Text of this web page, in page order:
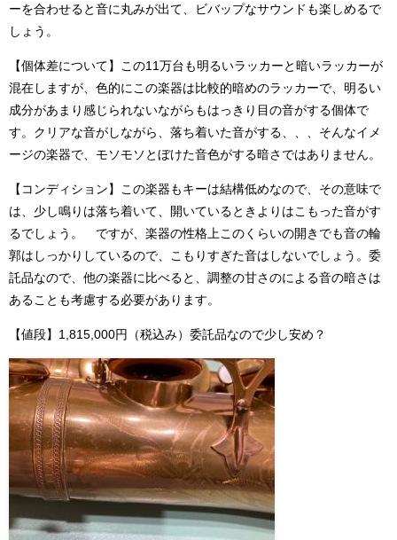
ーを合わせると音に丸みが出て、ビバップなサウンドも楽しめるで
しょう。
【個体差について】この11万台も明るいラッカーと暗いラッカーが
混在しますが、色的にこの楽器は比較的暗めのラッカーで、明るい
成分があまり感じられないながらもはっきり目の音がする個体で
す。クリアな音がしながら、落ち着いた音がする、、、そんなイメ
ージの楽器で、モソモソとぼけた音色がする暗さではありません。
【コンディション】この楽器もキーは結構低めなので、その意味で
は、少し鳴りは落ち着いて、開いているときよりはこもった音がす
るでしょう。 ですが、楽器の性格上このくらいの開きでも音の輪
郭はしっかりしているので、こもりすぎた音はしないでしょう。委
託品なので、他の楽器に比べると、調整の甘さのによる音の暗さは
あることも考慮する必要があります。
【値段】1,815,000円（税込み）委託品なので少し安め？